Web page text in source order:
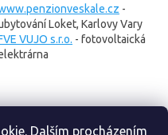
Dalším procházením
-
Loket, Karlovy Vary
VUJO s.r.o. - fotovoltaická